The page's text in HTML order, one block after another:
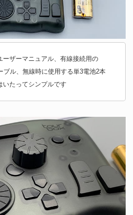
ーザーマニュアル、有線接続用の
ブル、無線時に使用する単3電池2本
いたってシンプルです